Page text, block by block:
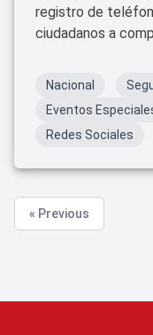
registro de
ciudadanos a
Nacional
Eventos
Redes Sociales
« Previous